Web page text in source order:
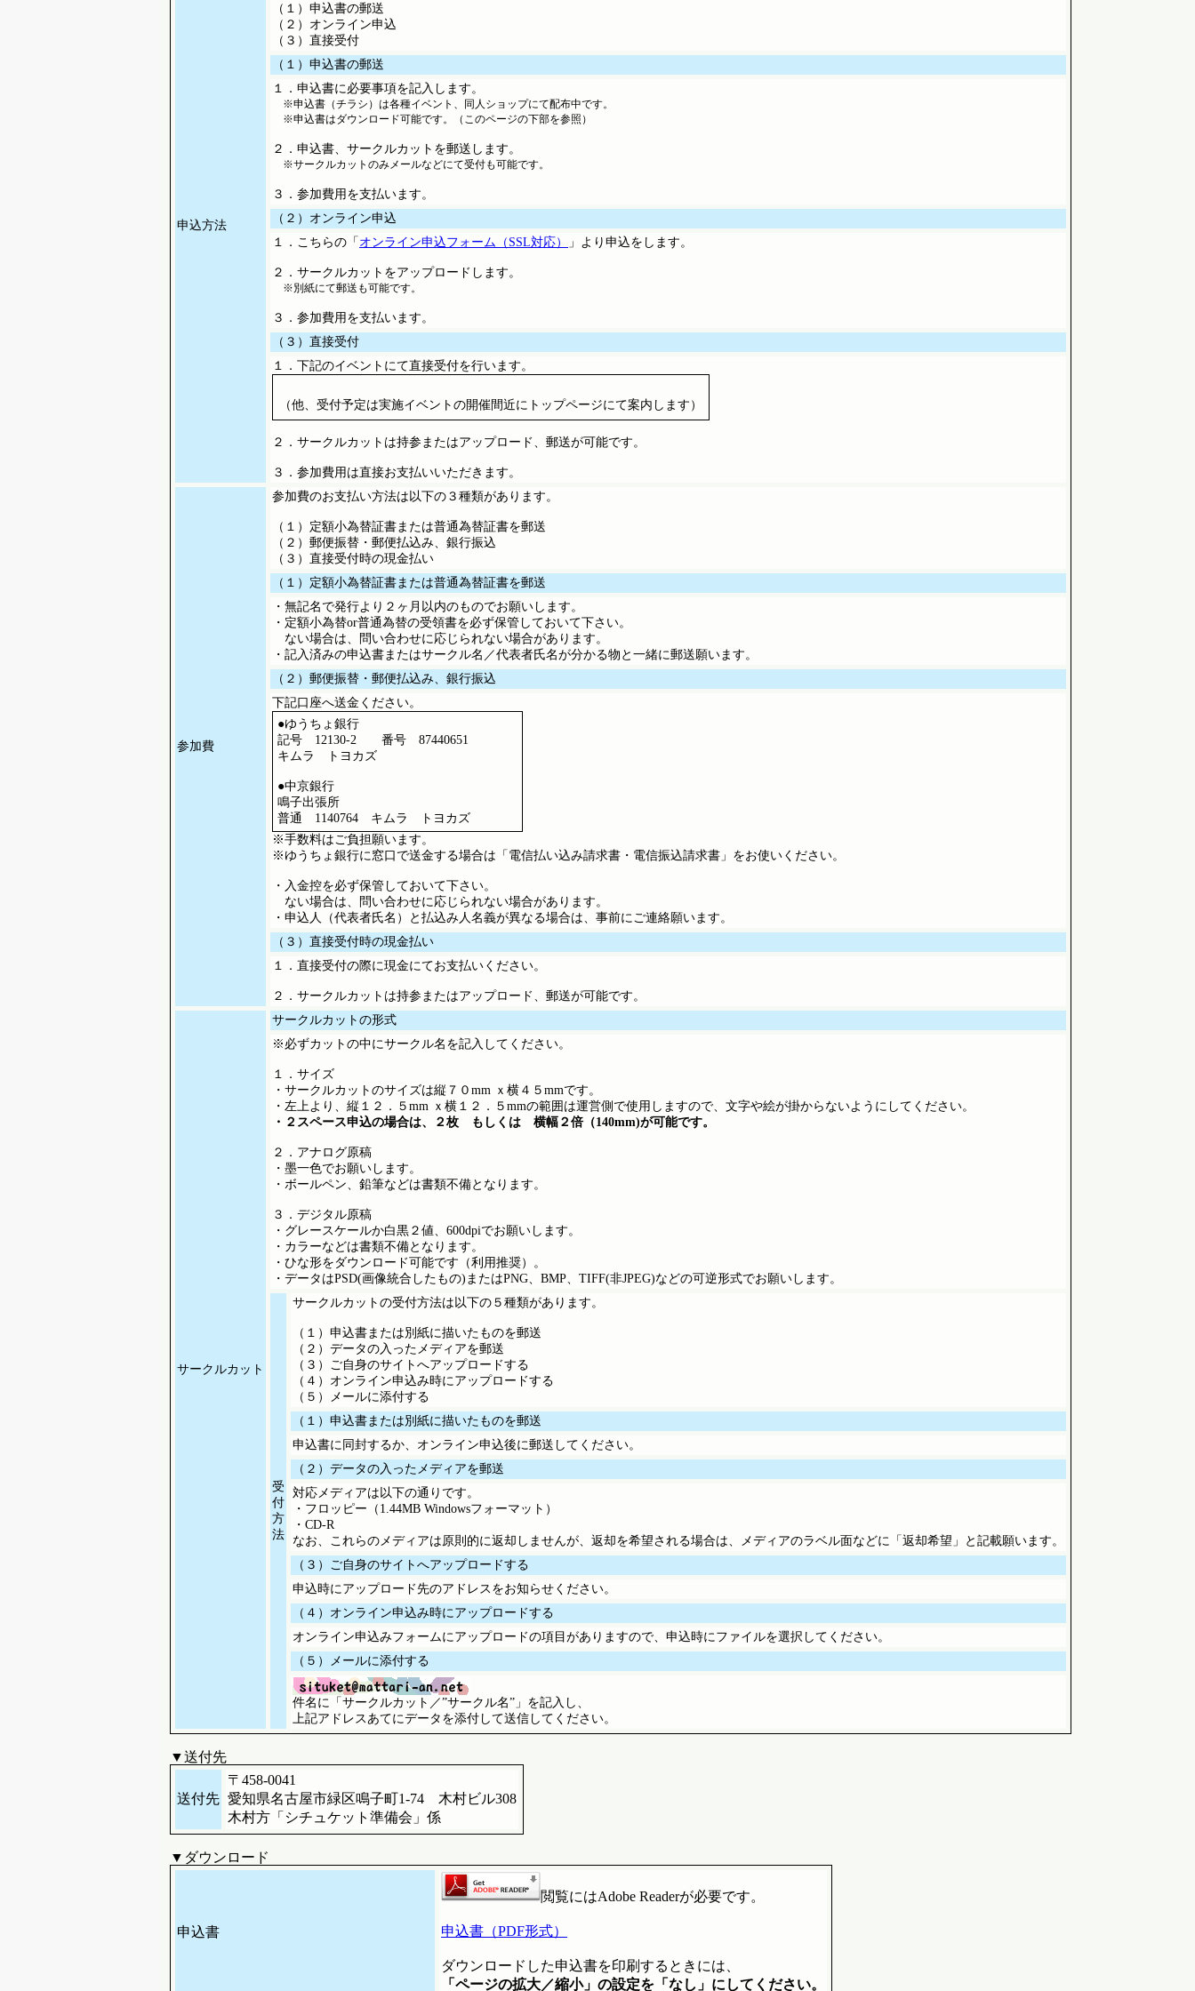
申込方法
（１）申込書の郵送
（２）オンライン申込
（３）直接受付
（１）申込書の郵送
１．申込書に必要事項を記入します。
※申込書（チラシ）は各種イベント、同人ショップにて配布中です。
※申込書はダウンロード可能です。（このページの下部を参照）
２．申込書、サークルカットを郵送します。
※サークルカットのみメールなどにて受付も可能です。
３．参加費用を支払います。
（２）オンライン申込
１．こちらの「 オンライン申込フォーム（SSL対応） 」より申込をします。
２．サークルカットをアップロードします。
※別紙にて郵送も可能です。
３．参加費用を支払います。
（３）直接受付
１．下記のイベントにて直接受付を行います。
（他、受付予定は実施イベントの開催間近にトップページにて案内します）
２．サークルカットは持参またはアップロード、郵送が可能です。
３．参加費用は直接お支払いいただきます。
参加費
参加費のお支払い方法は以下の３種類があります。
（１）定額小為替証書または普通為替証書を郵送
（２）郵便振替・郵便払込み、銀行振込
（３）直接受付時の現金払い
（１）定額小為替証書または普通為替証書を郵送
・無記名で発行より２ヶ月以内のものでお願いします。
・定額小為替or普通為替の受領書を必ず保管しておいて下さい。
ない場合は、問い合わせに応じられない場合があります。
・記入済みの申込書またはサークル名／代表者氏名が分かる物と一緒に郵送願います。
（２）郵便振替・郵便払込み、銀行振込
下記口座へ送金ください。
●ゆうちょ銀行
記号 12130-2 番号 87440651
キムラ トヨカズ
●中京銀行
鳴子出張所
普通 1140764 キムラ トヨカズ
※手数料はご負担願います。
※ゆうちょ銀行に窓口で送金する場合は「電信払い込み請求書・電信振込請求書」をお使いください。
・入金控を必ず保管しておいて下さい。
ない場合は、問い合わせに応じられない場合があります。
・申込人（代表者氏名）と払込み人名義が異なる場合は、事前にご連絡願います。
（３）直接受付時の現金払い
１．直接受付の際に現金にてお支払いください。
２．サークルカットは持参またはアップロード、郵送が可能です。
サークルカット
サークルカットの形式
※必ずカットの中にサークル名を記入してください。
１．サイズ
・サークルカットのサイズは縦７０mm ｘ横４５mmです。
・左上より、縦１２．５mm ｘ横１２．５mmの範囲は運営側で使用しますので、文字や絵が掛からないようにしてください。
・２スペース申込の場合は、２枚 もしくは 横幅２倍（140mm)が可能です。
２．アナログ原稿
・墨一色でお願いします。
・ボールペン、鉛筆などは書類不備となります。
３．デジタル原稿
・グレースケールか白黒２値、600dpiでお願いします。
・カラーなどは書類不備となります。
・ひな形をダウンロード可能です（利用推奨）。
・データはPSD(画像統合したもの)またはPNG、BMP、TIFF(非JPEG)などの可逆形式でお願いします。
受
付
方
法
サークルカットの受付方法は以下の５種類があります。
（１）申込書または別紙に描いたものを郵送
（２）データの入ったメディアを郵送
（３）ご自身のサイトへアップロードする
（４）オンライン申込み時にアップロードする
（５）メールに添付する
（１）申込書または別紙に描いたものを郵送
申込書に同封するか、オンライン申込後に郵送してください。
（２）データの入ったメディアを郵送
対応メディアは以下の通りです。
・フロッピー（1.44MB Windowsフォーマット）
・CD-R
なお、これらのメディアは原則的に返却しませんが、返却を希望される場合は、メディアのラベル面などに「返却希望」と記載願います。
（３）ご自身のサイトへアップロードする
申込時にアップロード先のアドレスをお知らせください。
（４）オンライン申込み時にアップロードする
オンライン申込みフォームにアップロードの項目がありますので、申込時にファイルを選択してください。
（５）メールに添付する
件名に「サークルカット／”サークル名”」を記入し、
上記アドレスあてにデータを添付して送信してください。
▼送付先
送付先
〒458-0041
愛知県名古屋市緑区鳴子町1-74 木村ビル308
木村方「シチュケット準備会」係
▼ダウンロード
申込書
閲覧にはAdobe Readerが必要です。
申込書（PDF形式）
ダウンロードした申込書を印刷するときには、
「ページの拡大／縮小」の設定を「なし」にしてください。